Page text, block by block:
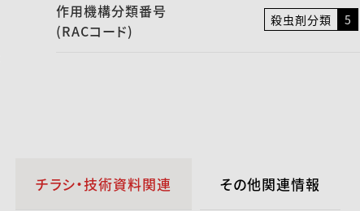
作用機構分類番号
(RACコード)
殺虫剤分類 5
チラシ・技術資料関連 その他関連情報